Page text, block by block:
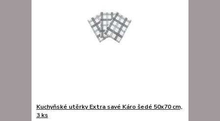
Kuchyňské utěrky Extra savé Káro šedé 50x70 cm,
3 ks